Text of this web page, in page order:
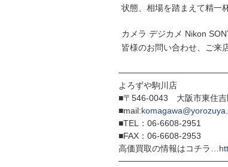
状態、相場を踏まえて精一
カメラ デジカメ Nikon
皆様のお問い合わせ、ご来
よろずや駒川店
■〒546-0043 大阪市東住吉
■mail:
■TEL：06-6608-2951
■FAX：06-6608-2953
高価買取の情報はコチラ…